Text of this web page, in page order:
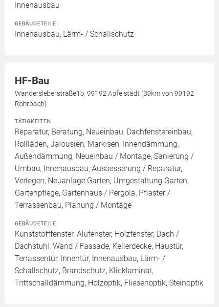
Innenausbau
GEBÄUDETEILE
Innenausbau, Lärm- / Schallschutz
HF-Bau
Wandersleberstraße1b, 99192 Apfelstädt (39km von 99192
Rohrbach)
TÄTIGKEITEN
Reparatur, Beratung, Neueinbau, Dachfenstereinbau,
Rollläden, Jalousien, Markisen, Innendämmung,
Außendämmung, Neueinbau / Montage, Sanierung /
Umbau, Innenausbau, Ausbesserung / Reparatur,
Verlegen, Neuanlage Garten, Umgestaltung Garten,
Gartenpflege, Gartenhaus / Pergola, Pflaster /
Terrassenbau, Planung / Montage
GEBÄUDETEILE
Kunststofffenster, Alufenster, Holzfenster, Dach /
Dachstuhl, Wand / Fassade, Kellerdecke, Haustür,
Terrassentür, Innentür, Innenausbau, Lärm- /
Schallschutz, Brandschutz, Klicklaminat,
Trittschalldämmung, Holzoptik, Fliesenoptik, Steinoptik